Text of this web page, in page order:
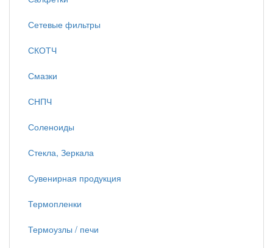
Сетевые фильтры
СКОТЧ
Смазки
СНПЧ
Соленоиды
Стекла, Зеркала
Сувенирная продукция
Термопленки
Термоузлы / печи